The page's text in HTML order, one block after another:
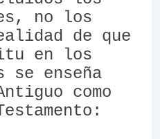
no los
de que
en los
se enseña
como